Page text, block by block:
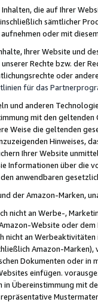
die auf Ihrer
sämtlicher
oder mit
Ihrer Website und
Rechte bzw. der
oder
für das
und anderen
mit den
Weise die geltenden
Hinweises,
Ihrer Website
Informationen über die
anwendbaren
der Amazon-Marken,
nicht an Werbe-,
Website oder
nicht an
Amazon-
Dokumenten oder in
einfügen.
in Übereinstimmung mit